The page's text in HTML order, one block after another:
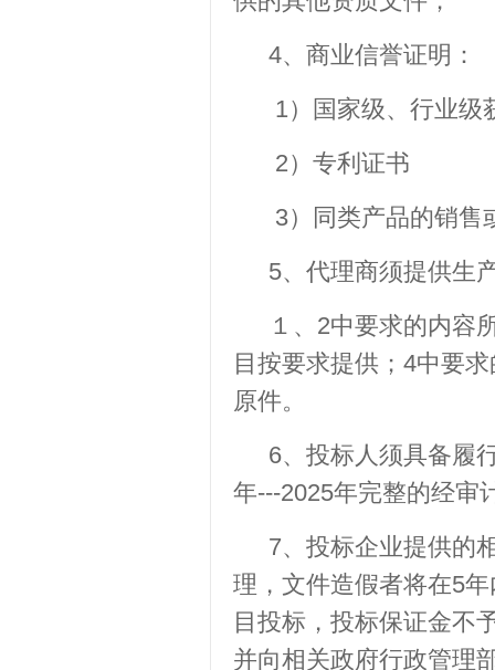
4、商业信誉证明：
1）国家级、行业级
2）专利证书
3）同类产品的销售
5、代理商须提供生
１、2中要求的内容
目按要求提供；4中要
原件。
6、投标人须具备履
年---2025年完整的经审
7、投标企业提供的
理，文件造假者将在5
目投标，投标保证金不
并向相关政府行政管理